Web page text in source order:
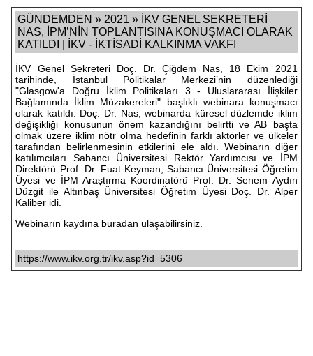
GÜNDEMDEN » 2021 » İKV GENEL SEKRETERİ
NAS, İPM’NİN TOPLANTISINA KONUŞMACI OLARAK
KATILDI | İKV - İKTİSADİ KALKINMA VAKFI
İKV Genel Sekreteri Doç. Dr. Çiğdem Nas, 18 Ekim 2021
tarihinde, İstanbul Politikalar Merkezi’nin düzenlediği
"Glasgow'a Doğru İklim Politikaları 3 - Uluslararası İlişkiler
Bağlamında İklim Müzakereleri" başlıklı webinara konuşmacı
olarak katıldı. Doç. Dr. Nas, webinarda küresel düzlemde iklim
değişikliği konusunun önem kazandığını belirtti ve AB başta
olmak üzere iklim nötr olma hedefinin farklı aktörler ve ülkeler
tarafından belirlenmesinin etkilerini ele aldı. Webinarın diğer
katılımcıları Sabancı Üniversitesi Rektör Yardımcısı ve İPM
Direktörü Prof. Dr. Fuat Keyman, Sabancı Üniversitesi Öğretim
Üyesi ve İPM Araştırma Koordinatörü Prof. Dr. Senem Aydın
Düzgit ile Altınbaş Üniversitesi Öğretim Üyesi Doç. Dr. Alper
Kaliber idi.
Webinarın kaydına buradan ulaşabilirsiniz.
https://www.ikv.org.tr/ikv.asp?id=5306